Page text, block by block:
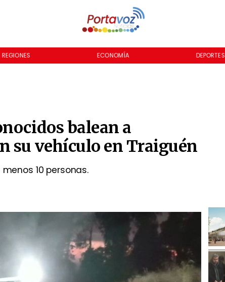
REGIONES ECONOMÍA DEPORTES
balean a
su vehículo en Traiguén
10 personas.